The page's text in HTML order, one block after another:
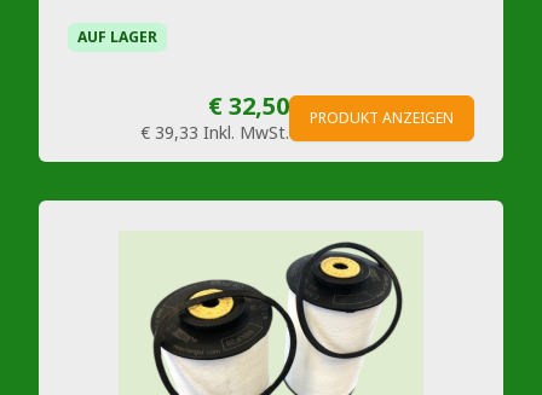
AUF LAGER
€ 32,50
€ 39,33 Inkl. MwSt.
PRODUKT ANZEIGEN